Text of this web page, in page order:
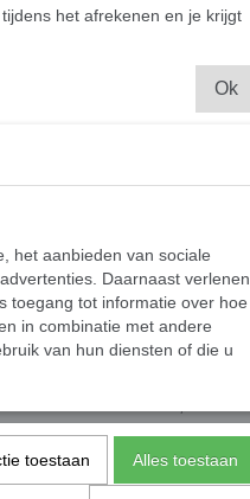
- 1kg
tijdens het afrekenen en je krijgt
Ok
het aanbieden van sociale
Daarnaast verlenen
toegang tot informatie over hoe
in combinatie met andere
van hun diensten of die u
toestaan Alles toestaan